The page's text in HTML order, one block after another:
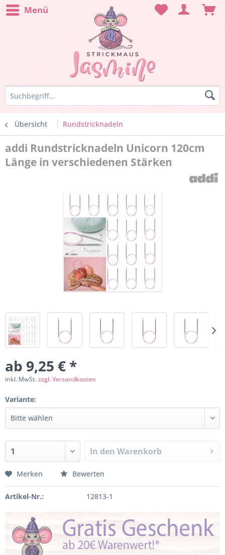
Menü
Übersicht Rundstricknadeln
addi Rundstricknadeln Unicorn 120cm
Länge in verschiedenen Stärken
ab 9,25 € *
inkl. MwSt.zzgl. Versandkosten
Variante:
In den Warenkorb
Merken Bewerten
Artikel-Nr.: 12813-1